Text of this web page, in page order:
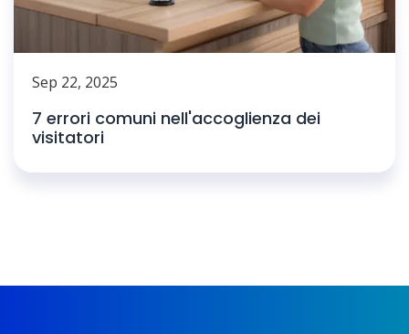
Sep 22, 2025
7 errori comuni nell'accoglienza dei
visitatori